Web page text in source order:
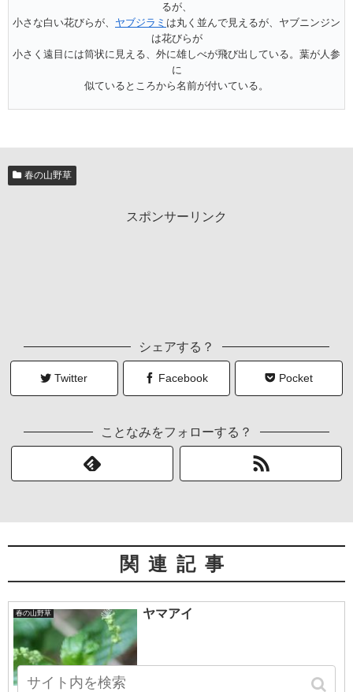
るが、
小さな白い花びらが、 ヤブジラミ は丸く並んで見えるが、ヤブニンジン
は花びらが
小さく遠目には筒状に見える、外に雄しべが飛び出している。葉が人参
に
似ているところから名前が付いている。
春の山野草
スポンサーリンク
シェアする？
Twitter Facebook Pocket
ことなみをフォローする？
関連記事
春の山野草 ヤマアイ